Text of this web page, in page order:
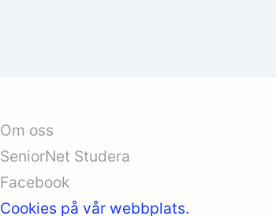
Om oss
SeniorNet Studera
Facebook
Cookies på vår webbplats.